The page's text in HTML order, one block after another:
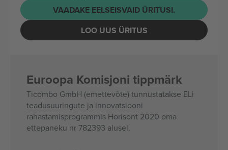
VAADAKE EELSEISVAID ÜRITUSI.
LOO UUS ÜRITUS
Euroopa Komisjoni tippmärk
Ticombo GmbH (emettevõte) tunnustatakse ELi
teadusuuringute ja innovatsiooni
rahastamisprogrammis Horisont 2020 oma
ettepaneku nr 782393 alusel.